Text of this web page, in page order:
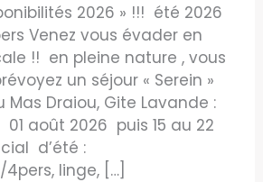
2026 » !!! été 2026
Venez vous évader en
!! en pleine nature , vous
un séjour « Serein »
Mas Draiou, Gite Lavande :
août 2026 puis 15 au 22
d’été :
linge, […]